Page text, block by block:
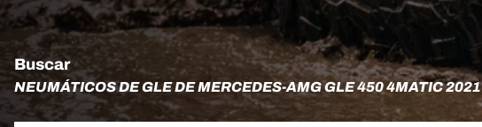
Buscar
NEUMÁTICOS DE GLE DE MERCEDES-AMG GLE 450 4MATIC 2021